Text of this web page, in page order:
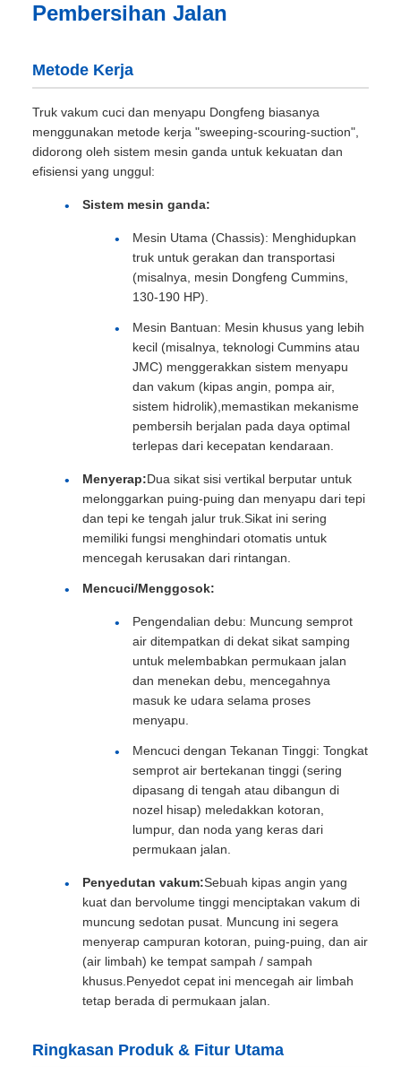
Pembersihan Jalan
Metode Kerja
Truk vakum cuci dan menyapu Dongfeng biasanya
menggunakan metode kerja "sweeping-scouring-suction",
didorong oleh sistem mesin ganda untuk kekuatan dan
efisiensi yang unggul:
Sistem mesin ganda:
Mesin Utama (Chassis): Menghidupkan
truk untuk gerakan dan transportasi
(misalnya, mesin Dongfeng Cummins,
130-190 HP).
Mesin Bantuan: Mesin khusus yang lebih
kecil (misalnya, teknologi Cummins atau
JMC) menggerakkan sistem menyapu
dan vakum (kipas angin, pompa air,
sistem hidrolik),memastikan mekanisme
pembersih berjalan pada daya optimal
terlepas dari kecepatan kendaraan.
Menyerap:Dua sikat sisi vertikal berputar untuk
melonggarkan puing-puing dan menyapu dari tepi
dan tepi ke tengah jalur truk.Sikat ini sering
memiliki fungsi menghindari otomatis untuk
mencegah kerusakan dari rintangan.
Mencuci/Menggosok:
Pengendalian debu: Muncung semprot
air ditempatkan di dekat sikat samping
untuk melembabkan permukaan jalan
dan menekan debu, mencegahnya
masuk ke udara selama proses
menyapu.
Mencuci dengan Tekanan Tinggi: Tongkat
semprot air bertekanan tinggi (sering
dipasang di tengah atau dibangun di
nozel hisap) meledakkan kotoran,
lumpur, dan noda yang keras dari
permukaan jalan.
Penyedutan vakum:Sebuah kipas angin yang
kuat dan bervolume tinggi menciptakan vakum di
muncung sedotan pusat. Muncung ini segera
menyerap campuran kotoran, puing-puing, dan air
(air limbah) ke tempat sampah / sampah
khusus.Penyedot cepat ini mencegah air limbah
tetap berada di permukaan jalan.
Ringkasan Produk & Fitur Utama